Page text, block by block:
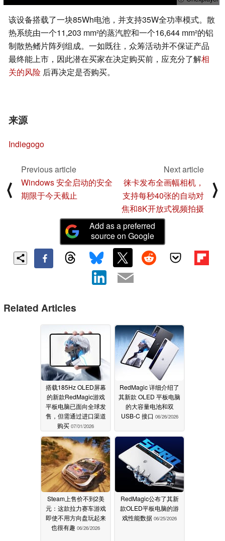
该设备搭载了一块85Wh电池，并支持35W全功率模式。散
热系统由一个11,203 mm²的蒸汽腔和一个16,644 mm²的铝
制散热鳍片阵列组成。一如既往，众筹活动并不保证产品
最终能上市，因此潜在买家在决定购买前，应充分了解相
关的风险 后再决定是否购买。
来源
Indiegogo
⟨
Previous article
Windows 安全启动的安全
期限于今天截止
Next article
徕卡发布全画幅相机，
支持每秒40张的自动对
焦和8K开放式视频拍摄
⟩
Add as a preferred
source on Google
Related Articles
搭载185Hz OLED屏幕
的新款RedMagic游戏
平板电脑已面向全球发
售，但需通过进口渠道
购买 07/01/2026
RedMagic 详细介绍了
其新款 OLED 平板电脑
的大容量电池和双
USB-C 接口 06/26/2026
Steam上售价不到2美
元：这款拉力赛车游戏
即使不用方向盘玩起来
也很有趣 06/26/2026
RedMagic公布了其新
款OLED平板电脑的游
戏性能数据 06/25/2026